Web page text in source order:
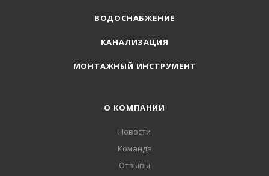
ВОДОСНАБЖЕНИЕ
КАНАЛИЗАЦИЯ
МОНТАЖНЫЙ ИНСТРУМЕНТ
О КОМПАНИИ
Новости
Команда
Отзывы